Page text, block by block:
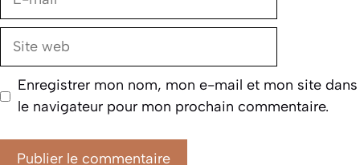
Site
Enregistrer mon nom, mon e-mail et mon site dans
le navigateur pour mon prochain commentaire.